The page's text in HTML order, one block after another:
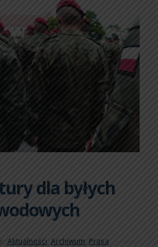
dla byłych
Aktualności Archiwum, Prasa